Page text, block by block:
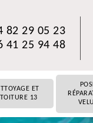
82 29 05 23
41 25 94 48
ET
13